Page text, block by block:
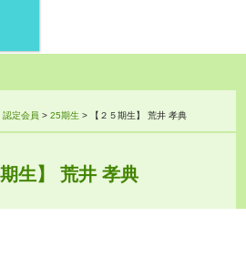
認定会員 >25期生 > 【２５期生】 荒井 孝典
期生】 荒井 孝典